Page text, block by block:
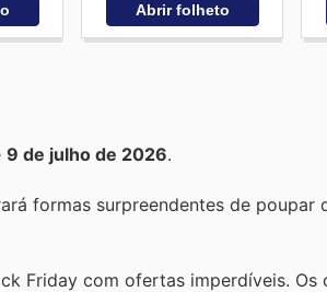
Abrir folheto
9 de julho de 2026.
formas surpreendentes de poupar
Friday com ofertas imperdíveis. Os